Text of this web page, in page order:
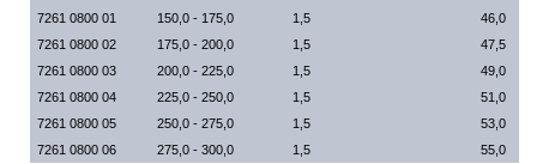
7261 0800 01
150,0 - 175,0 1,5
46,0
7261 0800 02
175,0 - 200,0 1,5
47,5
7261 0800 03
200,0 - 225,0 1,5
49,0
7261 0800 04
225,0 - 250,0 1,5
51,0
7261 0800 05
250,0 - 275,0 1,5
53,0
7261 0800 06
275,0 - 300,0 1,5 55,0